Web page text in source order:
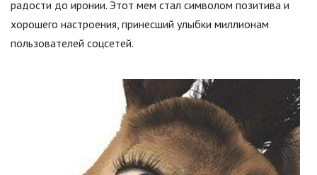
радости до иронии. Этот мем стал символом позитива и
хорошего настроения, принесший улыбки миллионам
пользователей соцсетей.